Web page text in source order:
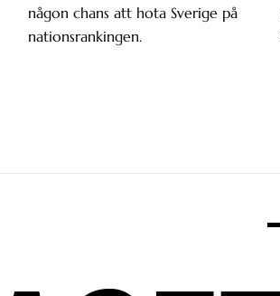
någon chans att hota Sverige på
nationsrankingen.